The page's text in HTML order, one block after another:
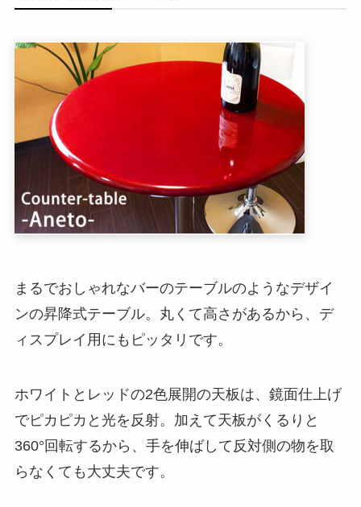
まるでおしゃれなバーのテーブルのようなデザイ
ンの昇降式テーブル。丸くて高さがあるから、デ
ィスプレイ用にもピッタリです。
ホワイトとレッドの2色展開の天板は、鏡面仕上げ
でピカピカと光を反射。加えて天板がくるりと
360°回転するから、手を伸ばして反対側の物を取
らなくても大丈夫です。